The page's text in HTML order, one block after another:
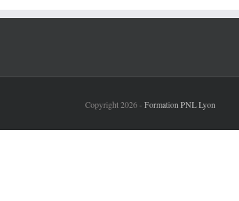
Copyright 2026 -Formation PNL Lyon